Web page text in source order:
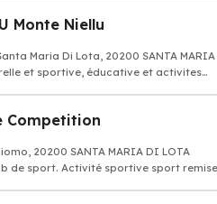
Monte Niellu
Maria Di Lota, 20200 SANTA
et sportive, éducative et activites
Competition
20200 SANTA MARIA DI LOTA
de sport. Activité sportive sport